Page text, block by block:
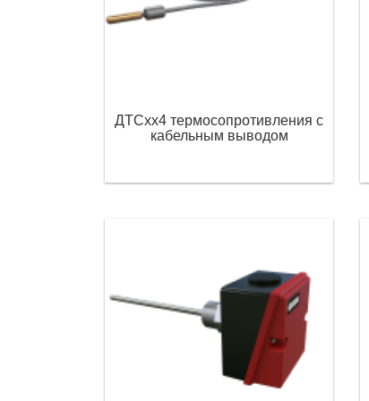
ДТСхх4 термосопротивления с
кабельным выводом